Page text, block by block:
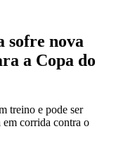
sofre nova
a Copa do
treino e pode ser
corrida contra o